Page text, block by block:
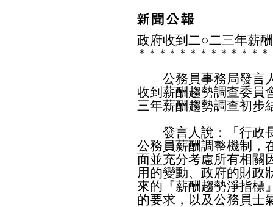
政府收到二○二三年薪
＊ ＊ ＊ ＊ ＊ ＊ ＊ ＊ ＊ ＊ ＊ ＊ ＊
公務員事務局發言人
收到薪酬趨勢調查委員
三年薪酬趨勢調查初步
發言人說：「行政長
公務員薪酬調整機制，
面並充分考慮所有相關
用的變動、政府的財政
來的『薪酬趨勢淨指標
的要求，以及公務員士